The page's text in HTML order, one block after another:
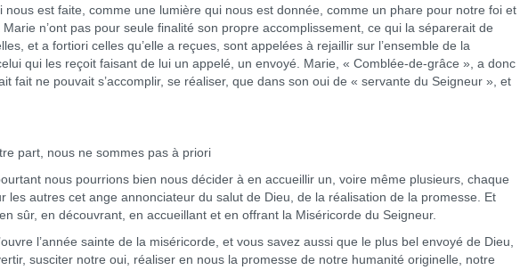
est faite, comme une lumière qui nous est donnée, comme un phare pour notre foi et
n’ont pas pour seule finalité son propre accomplissement, ce qui la séparerait de
et a fortiori celles qu’elle a reçues, sont appelées à rejaillir sur l’ensemble de la
qui les reçoit faisant de lui un appelé, un envoyé. Marie, « Comblée-de-grâce », a donc
fait ne pouvait s’accomplir, se réaliser, que dans son oui de « servante du Seigneur », et
part, nous ne sommes pas à priori
nous pourrions bien nous décider à en accueillir un, voire même plusieurs, chaque
les autres cet ange annonciateur du salut de Dieu, de la réalisation de la promesse. Et
sûr, en découvrant, en accueillant et en offrant la Miséricorde du Seigneur.
l’année sainte de la miséricorde, et vous savez aussi que le plus bel envoyé de Dieu,
susciter notre oui, réaliser en nous la promesse de notre humanité originelle, notre